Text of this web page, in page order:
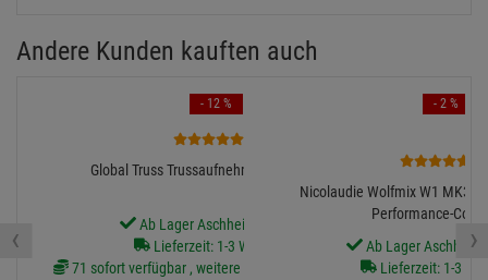
Andere Kunden kauften auch
Global Truss Trussaufnehmer klein, 100kg
Ab Lager Aschheim lieferbar
Lieferzeit: 1-3 Werktage
71 sofort verfügbar , weitere Artikel ab Zentrallager
- 12 %
Nicolaudie Wolfmix W1 MK3 -
Performance-
Ab Lager
Lieferzeit: 1-3
- 2 %
‹ ›